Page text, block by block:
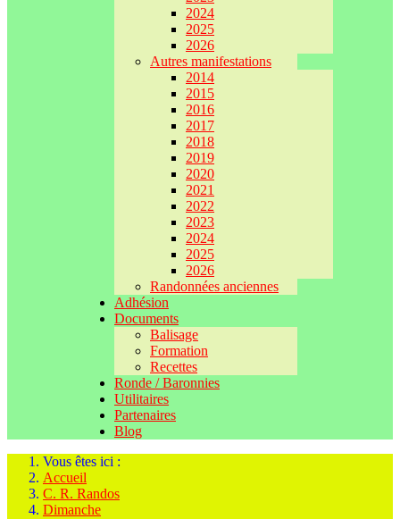
2024
2025
2026
Autres manifestations
2014
2015
2016
2017
2018
2019
2020
2021
2022
2023
2024
2025
2026
Randonnées anciennes
Adhésion
Documents
Balisage
Formation
Recettes
Ronde / Baronnies
Utilitaires
Partenaires
Blog
Vous êtes ici :
Accueil
C. R. Randos
Dimanche